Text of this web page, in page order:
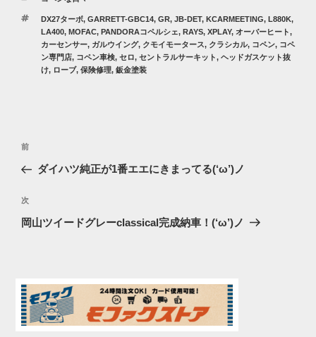
ゴ
リ
ー
タ
グ
DX27ターボ, GARRETT-GBC14, GR, JB-DET, KCARMEETING, L880K,
LA400, MOFAC, PANDORAコペルシェ, RAYS, XPLAY, オーバーヒート,
カーセンサー, ガルウイング, クモイモータース, クラシカル, コペン, コペ
ン専門店, コペン車検, セロ, セントラルサーキット, ヘッドガスケット抜
け, ローブ, 保険修理, 鈑金塗装
投
ナ
ビ
ゲ
ン
過
去
投
稿
前
ダイハツ純正が1番エエにきまってる(‘ω’)ノ
次
の
次
岡山ツイードグレーclassical完成納車！(‘ω’)ノ